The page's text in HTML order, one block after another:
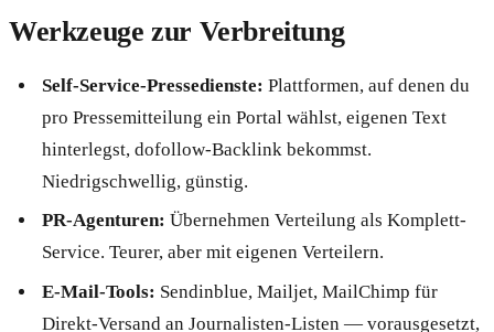
Werkzeuge zur Verbreitung
Self-Service-Pressedienste: Plattformen, auf denen du
pro Pressemitteilung ein Portal wählst, eigenen Text
hinterlegst, dofollow-Backlink bekommst.
Niedrigschwellig, günstig.
PR-Agenturen: Übernehmen Verteilung als Komplett-
Service. Teurer, aber mit eigenen Verteilern.
E-Mail-Tools: Sendinblue, Mailjet, MailChimp für
Direkt-Versand an Journalisten-Listen — vorausgesetzt,